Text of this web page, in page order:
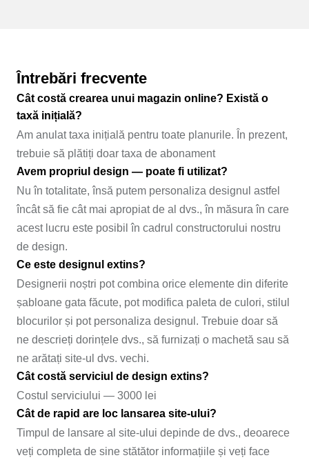
Întrebări frecvente
Cât costă crearea unui magazin online? Există o
taxă inițială?
Am anulat taxa inițială pentru toate planurile. În prezent,
trebuie să plătiți doar taxa de abonament
Avem propriul design — poate fi utilizat?
Nu în totalitate, însă putem personaliza designul astfel
încât să fie cât mai apropiat de al dvs., în măsura în care
acest lucru este posibil în cadrul constructorului nostru
de design.
Ce este designul extins?
Designerii noștri pot combina orice elemente din diferite
șabloane gata făcute, pot modifica paleta de culori, stilul
blocurilor și pot personaliza designul. Trebuie doar să
ne descrieți dorințele dvs., să furnizați o machetă sau să
ne arătați site-ul dvs. vechi.
Cât costă serviciul de design extins?
Costul serviciului — 3000 lei
Cât de rapid are loc lansarea site-ului?
Timpul de lansare al site-ului depinde de dvs., deoarece
veți completa de sine stătător informațiile și veți face